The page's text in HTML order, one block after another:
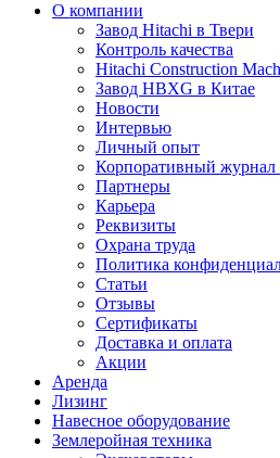
О компании
Завод Hitachi в Твери
Контроль качества
Hitachi Construction
Завод HBXG в Китае
Новости
Интервью
Личный опыт
Корпоративный журнал
Партнеры
Карьера
Реквизиты
Охрана труда
Политика
Статьи
Отзывы
Сертификаты
Доставка и оплата
Акции
Аренда
Лизинг
Навесное оборудование
Землеройная техника